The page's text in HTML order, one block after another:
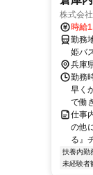
株式会
時給
勤務
姫バ
兵庫
勤務
早く
で働
仕事
の他
る』
扶養内勤
未経験者